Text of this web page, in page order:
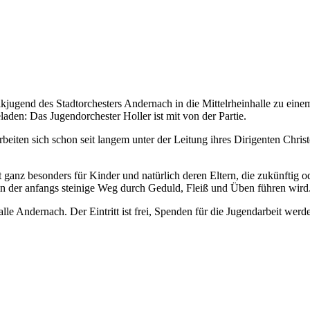
des Stadtorchesters Andernach in die Mittelrheinhalle zu
Das Jugendorchester Holler ist mit von der Partie.
sich schon seit langem unter der Leitung ihres Dirigenten
besonders für Kinder und natürlich deren Eltern, die zukünftig
der anfangs steinige Weg durch Geduld, Fleiß und Üben führen
Andernach. Der Eintritt ist frei, Spenden für die Jugendarbeit